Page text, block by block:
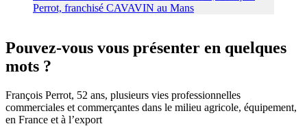
Pouvez-vous vous présenter en quelques
mots ?
François Perrot, 52 ans, plusieurs vies professionnelles
commerciales et commerçantes dans le milieu agricole, équipement,
en France et à l’export